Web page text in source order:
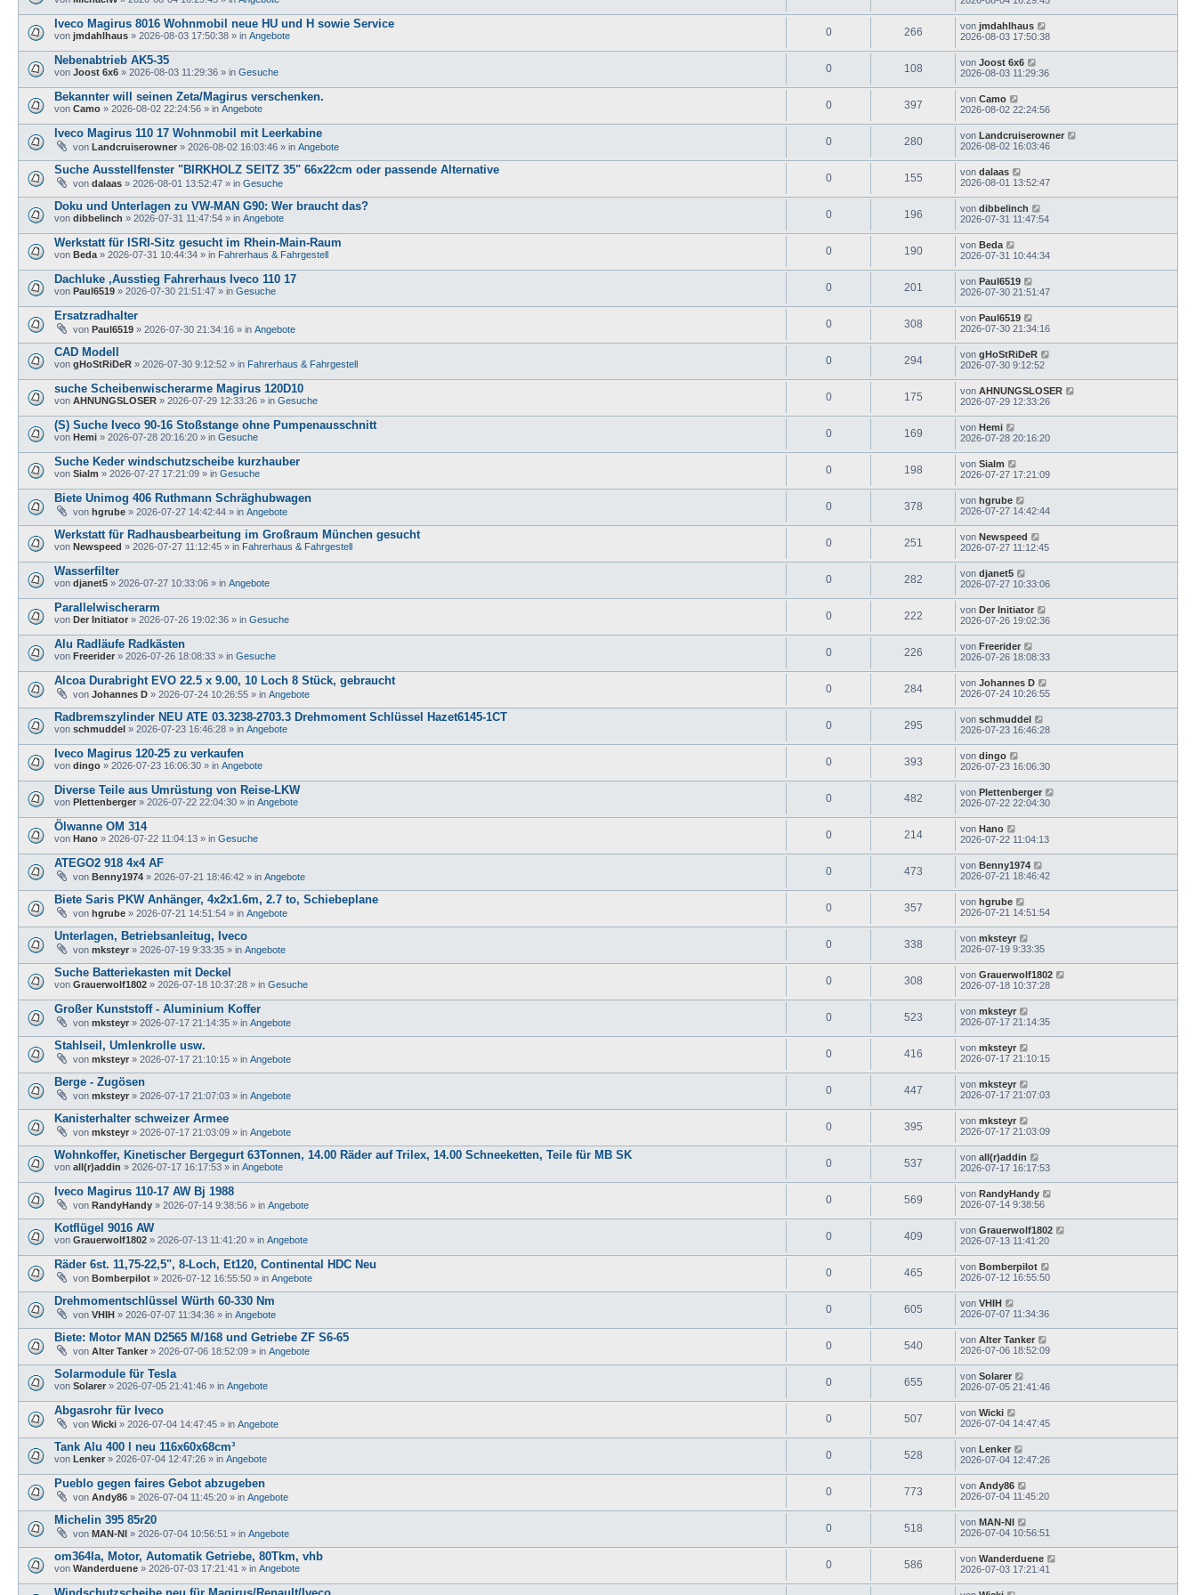
Iveco Magirus 8016 Wohnmobil neue HU und H sowie Service
von jmdahlhaus » 2026-08-03 17:50:38 » in Angebote 0 266 von jmdahlhaus
2026-08-03 17:50:38
Nebenabtrieb AK5-35
von Joost 6x6 » 2026-08-03 11:29:36 » in Gesuche 0 108 von Joost 6x6
2026-08-03 11:29:36
Bekannter will seinen Zeta/Magirus verschenken.
von Camo » 2026-08-02 22:24:56 » in Angebote 0 397 von Camo
2026-08-02 22:24:56
Iveco Magirus 110 17 Wohnmobil mit Leerkabine
von Landcruiserowner » 2026-08-02 16:03:46 » in Angebote 0 280 von Landcruiserowner
2026-08-02 16:03:46
Suche Ausstellfenster "BIRKHOLZ SEITZ 35" 66x22cm oder passende Alternative
von dalaas » 2026-08-01 13:52:47 » in Gesuche 0 155 von dalaas
2026-08-01 13:52:47
Doku und Unterlagen zu VW-MAN G90: Wer braucht das?
von dibbelinch » 2026-07-31 11:47:54 » in Angebote 0 196 von dibbelinch
2026-07-31 11:47:54
Werkstatt für ISRI-Sitz gesucht im Rhein-Main-Raum
von Beda » 2026-07-31 10:44:34 » in Fahrerhaus & Fahrgestell 0 190 von Beda
2026-07-31 10:44:34
Dachluke ,Ausstieg Fahrerhaus Iveco 110 17
von Paul6519 » 2026-07-30 21:51:47 » in Gesuche 0 201 von Paul6519
2026-07-30 21:51:47
Ersatzradhalter
von Paul6519 » 2026-07-30 21:34:16 » in Angebote 0 308 von Paul6519
2026-07-30 21:34:16
CAD Modell
von gHoStRiDeR » 2026-07-30 9:12:52 » in Fahrerhaus & Fahrgestell 0 294 von gHoStRiDeR
2026-07-30 9:12:52
suche Scheibenwischerarme Magirus 120D10
von AHNUNGSLOSER » 2026-07-29 12:33:26 » in Gesuche 0 175 von AHNUNGSLOSER
2026-07-29 12:33:26
(S) Suche Iveco 90-16 Stoßstange ohne Pumpenausschnitt
von Hemi » 2026-07-28 20:16:20 » in Gesuche 0 169 von Hemi
2026-07-28 20:16:20
Suche Keder windschutzscheibe kurzhauber
von Sialm » 2026-07-27 17:21:09 » in Gesuche 0 198 von Sialm
2026-07-27 17:21:09
Biete Unimog 406 Ruthmann Schräghubwagen
von hgrube » 2026-07-27 14:42:44 » in Angebote 0 378 von hgrube
2026-07-27 14:42:44
Werkstatt für Radhausbearbeitung im Großraum München gesucht
von Newspeed » 2026-07-27 11:12:45 » in Fahrerhaus & Fahrgestell 0 251 von Newspeed
2026-07-27 11:12:45
Wasserfilter
von djanet5 » 2026-07-27 10:33:06 » in Angebote 0 282 von djanet5
2026-07-27 10:33:06
Parallelwischerarm
von Der Initiator » 2026-07-26 19:02:36 » in Gesuche 0 222 von Der Initiator
2026-07-26 19:02:36
Alu Radläufe Radkästen
von Freerider » 2026-07-26 18:08:33 » in Gesuche 0 226 von Freerider
2026-07-26 18:08:33
Alcoa Durabright EVO 22.5 x 9.00, 10 Loch 8 Stück, gebraucht
von Johannes D » 2026-07-24 10:26:55 » in Angebote 0 284 von Johannes D
2026-07-24 10:26:55
Radbremszylinder NEU ATE 03.3238-2703.3 Drehmoment Schlüssel Hazet6145-1CT
von schmuddel » 2026-07-23 16:46:28 » in Angebote 0 295 von schmuddel
2026-07-23 16:46:28
Iveco Magirus 120-25 zu verkaufen
von dingo » 2026-07-23 16:06:30 » in Angebote 0 393 von dingo
2026-07-23 16:06:30
Diverse Teile aus Umrüstung von Reise-LKW
von Plettenberger » 2026-07-22 22:04:30 » in Angebote 0 482 von Plettenberger
2026-07-22 22:04:30
Ölwanne OM 314
von Hano » 2026-07-22 11:04:13 » in Gesuche 0 214 von Hano
2026-07-22 11:04:13
ATEGO2 918 4x4 AF
von Benny1974 » 2026-07-21 18:46:42 » in Angebote 0 473 von Benny1974
2026-07-21 18:46:42
Biete Saris PKW Anhänger, 4x2x1.6m, 2.7 to, Schiebeplane
von hgrube » 2026-07-21 14:51:54 » in Angebote 0 357 von hgrube
2026-07-21 14:51:54
Unterlagen, Betriebsanleitug, Iveco
von mksteyr » 2026-07-19 9:33:35 » in Angebote 0 338 von mksteyr
2026-07-19 9:33:35
Suche Batteriekasten mit Deckel
von Grauerwolf1802 » 2026-07-18 10:37:28 » in Gesuche 0 308 von Grauerwolf1802
2026-07-18 10:37:28
Großer Kunststoff - Aluminium Koffer
von mksteyr » 2026-07-17 21:14:35 » in Angebote 0 523 von mksteyr
2026-07-17 21:14:35
Stahlseil, Umlenkrolle usw.
von mksteyr » 2026-07-17 21:10:15 » in Angebote 0 416 von mksteyr
2026-07-17 21:10:15
Berge - Zugösen
von mksteyr » 2026-07-17 21:07:03 » in Angebote 0 447 von mksteyr
2026-07-17 21:07:03
Kanisterhalter schweizer Armee
von mksteyr » 2026-07-17 21:03:09 » in Angebote 0 395 von mksteyr
2026-07-17 21:03:09
Wohnkoffer, Kinetischer Bergegurt 63Tonnen, 14.00 Räder auf Trilex, 14.00 Schneeketten, Teile für MB SK
von all(r)addin » 2026-07-17 16:17:53 » in Angebote 0 537 von all(r)addin
2026-07-17 16:17:53
Iveco Magirus 110-17 AW Bj 1988
von RandyHandy » 2026-07-14 9:38:56 » in Angebote 0 569 von RandyHandy
2026-07-14 9:38:56
Kotflügel 9016 AW
von Grauerwolf1802 » 2026-07-13 11:41:20 » in Angebote 0 409 von Grauerwolf1802
2026-07-13 11:41:20
Räder 6st. 11,75-22,5", 8-Loch, Et120, Continental HDC Neu
von Bomberpilot » 2026-07-12 16:55:50 » in Angebote 0 465 von Bomberpilot
2026-07-12 16:55:50
Drehmomentschlüssel Würth 60-330 Nm
von VHIH » 2026-07-07 11:34:36 » in Angebote 0 605 von VHIH
2026-07-07 11:34:36
Biete: Motor MAN D2565 M/168 und Getriebe ZF S6-65
von Alter Tanker » 2026-07-06 18:52:09 » in Angebote 0 540 von Alter Tanker
2026-07-06 18:52:09
Solarmodule für Tesla
von Solarer » 2026-07-05 21:41:46 » in Angebote 0 655 von Solarer
2026-07-05 21:41:46
Abgasrohr für Iveco
von Wicki » 2026-07-04 14:47:45 » in Angebote 0 507 von Wicki
2026-07-04 14:47:45
Tank Alu 400 l neu 116x60x68cm³
von Lenker » 2026-07-04 12:47:26 » in Angebote 0 528 von Lenker
2026-07-04 12:47:26
Pueblo gegen faires Gebot abzugeben
von Andy86 » 2026-07-04 11:45:20 » in Angebote 0 773 von Andy86
2026-07-04 11:45:20
Michelin 395 85r20
von MAN-NI » 2026-07-04 10:56:51 » in Angebote 0 518 von MAN-NI
2026-07-04 10:56:51
om364la, Motor, Automatik Getriebe, 80Tkm, vhb
von Wanderduene » 2026-07-03 17:21:41 » in Angebote 0 586 von Wanderduene
2026-07-03 17:21:41
Windschutzscheibe neu für Magirus/Renault/Iveco